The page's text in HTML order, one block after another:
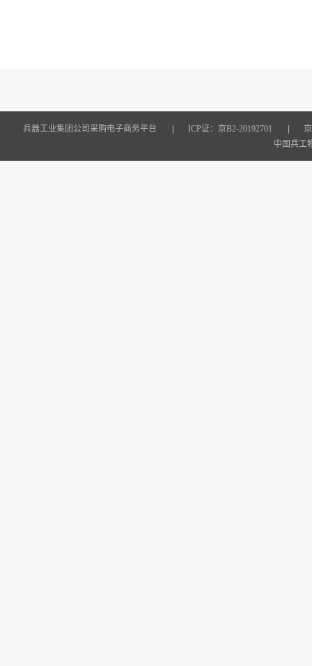
兵器工业集团公司采购电子商务平台 ICP证：京B2-20192701
中国兵工